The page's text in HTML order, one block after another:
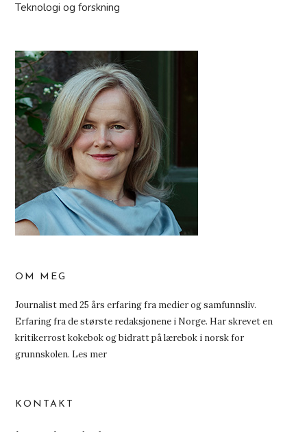
Teknologi og forskning
OM MEG
Journalist med 25 års erfaring fra medier og samfunnsliv.
Erfaring fra de største redaksjonene i Norge. Har skrevet en
kritikerrost kokebok og bidratt på lærebok i norsk for
grunnskolen. Les mer
KONTAKT